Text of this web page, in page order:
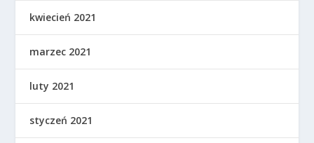
kwiecień 2021
marzec 2021
luty 2021
styczeń 2021